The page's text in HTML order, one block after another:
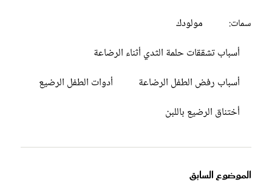
سمات:
مولودك
أسباب تشققات حلمة الثدي أثناء الرضاعة
أسباب رفض الطفل الرضاعة
أدوات الطفل الرضيع
أختناق الرضيع باللبن
الموضوع السابق